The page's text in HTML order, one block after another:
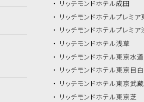
リッチモンドホテル成田
リッチモンドホテルプレミ
リッチモンドホテルプレミア
リッチモンドホテル浅草
リッチモンドホテル東京水
リッチモンドホテル東京目白
リッチモンドホテル東京武
リッチモンドホテル東京芝